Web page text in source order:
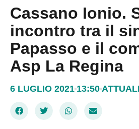
Cassano Ionio.
incontro tra il
Papasso e il
Asp La Regina
6 LUGLIO 2021 13:50